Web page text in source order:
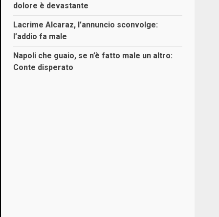
dolore è devastante
Lacrime Alcaraz, l’annuncio sconvolge:
l’addio fa male
Napoli che guaio, se n’è fatto male un altro:
Conte disperato